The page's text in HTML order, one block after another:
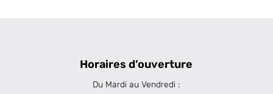
Horaires d’ouverture
Du Mardi au Vendredi :